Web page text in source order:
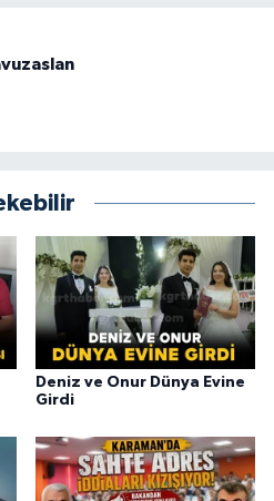
Deniz ve Onur Dünya Evine
Girdi